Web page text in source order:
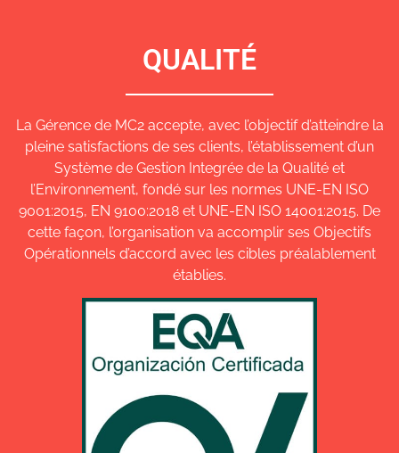
QUALITÉ
La Gérence de MC2 accepte, avec l’objectif d’atteindre la
pleine satisfactions de ses clients, l’établissement d’un
Système de Gestion Integrée de la Qualité et
l’Environnement, fondé sur les normes UNE-EN ISO
9001:2015, EN 9100:2018 et UNE-EN ISO 14001:2015. De
cette façon, l’organisation va accomplir ses Objectifs
Opérationnels d’accord avec les cibles préalablement
établies.
Decharge pdf